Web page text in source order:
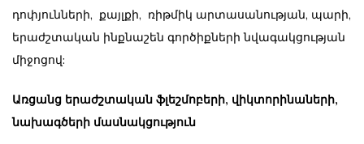
դոփյունների, քայլքի, ռիթմիկ արտասանության, պարի,
երաժշտական ինքնաշեն գործիքների նվագակցության
միջոցով:
Առցանց երաժշտական ֆլեշմոբերի, վիկտորինաների,
նախագծերի մասնակցություն